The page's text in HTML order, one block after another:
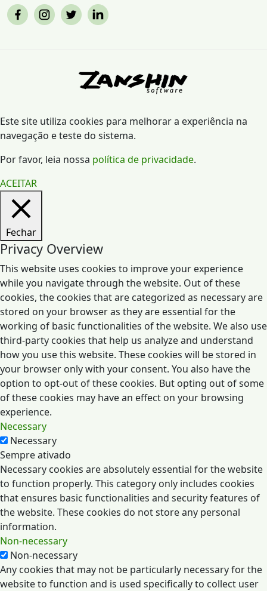
Este site utiliza cookies para melhorar a experiência na
navegação e teste do sistema.
Por favor, leia nossa política de privacidade.
ACEITAR
Fechar
Privacy Overview
This website uses cookies to improve your experience
while you navigate through the website. Out of these
cookies, the cookies that are categorized as necessary are
stored on your browser as they are essential for the
working of basic functionalities of the website. We also use
third-party cookies that help us analyze and understand
how you use this website. These cookies will be stored in
your browser only with your consent. You also have the
option to opt-out of these cookies. But opting out of some
of these cookies may have an effect on your browsing
experience.
Necessary
Necessary
Sempre ativado
Necessary cookies are absolutely essential for the website
to function properly. This category only includes cookies
that ensures basic functionalities and security features of
the website. These cookies do not store any personal
information.
Non-necessary
Non-necessary
Any cookies that may not be particularly necessary for the
website to function and is used specifically to collect user